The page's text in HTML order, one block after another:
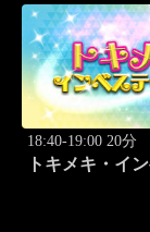
18:40-19:00 20分
トキメキ・イ